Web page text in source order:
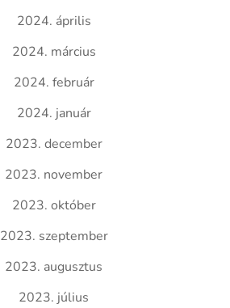
2024. április
2024. március
2024. február
2024. január
2023. december
2023. november
2023. október
2023. szeptember
2023. augusztus
2023. július